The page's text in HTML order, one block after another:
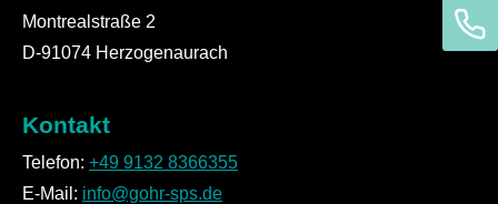
Montrealstraße 2
D-91074 Herzogenaurach
Kontakt
Telefon: +49 9132 8366355
E-Mail: info@gohr-sps.de